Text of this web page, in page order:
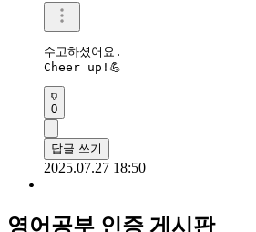
수고하셨어요.
Cheer up!💪
0
답글 쓰기
2025.07.27 18:50
영어공부 인증 게시판